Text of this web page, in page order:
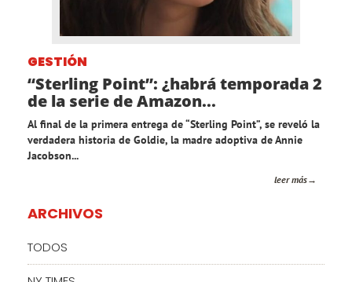
GESTIÓN
“Sterling Point”: ¿habrá temporada 2
de la serie de Amazon...
Al final de la primera entrega de “Sterling Point”, se reveló la
verdadera historia de Goldie, la madre adoptiva de Annie
Jacobson...
leer más
ARCHIVOS
TODOS